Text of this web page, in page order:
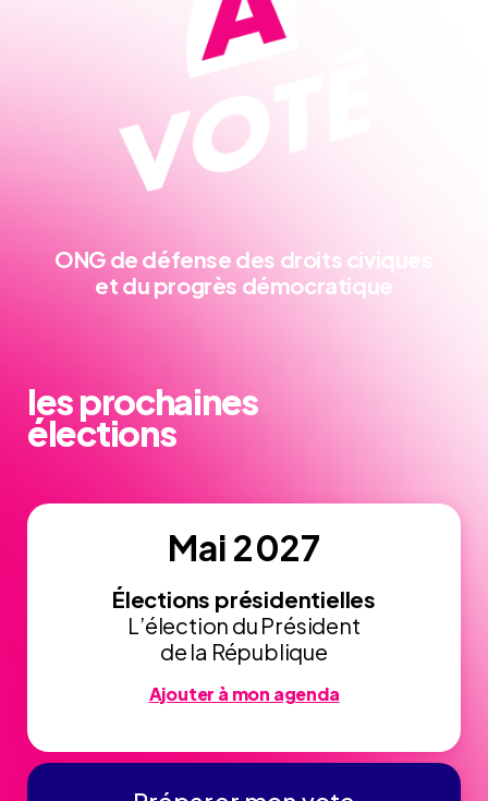
ONG de défense des droits civiques
et du progrès démocratique
les prochaines
élections
Mai 2027
Élections présidentielles
L’élection du Président
de la République
Ajouter à mon agenda